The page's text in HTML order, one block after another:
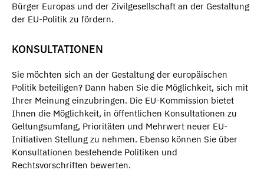
Bürger Europas und der Zivilgesellschaft an der Gestaltung
der EU-Politik zu fördern.
KONSULTATIONEN
Sie möchten sich an der Gestaltung der europäischen
Politik beteiligen? Dann haben Sie die Möglichkeit, sich mit
Ihrer Meinung einzubringen. Die EU-Kommission bietet
Ihnen die Möglichkeit, in öffentlichen Konsultationen zu
Geltungsumfang, Prioritäten und Mehrwert neuer EU-
Initiativen Stellung zu nehmen. Ebenso können Sie über
Konsultationen bestehende Politiken und
Rechtsvorschriften bewerten.